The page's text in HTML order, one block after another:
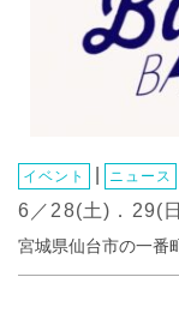
イベント ニュース
6／28(土)．29(
宮城県仙台市の一番